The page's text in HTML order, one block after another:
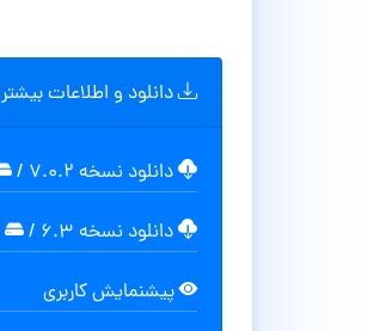
دانلود و اطلاعات بیشتر
دانلود نسخه ۷.۰.۲ /
دانلود نسخه ۶.۳ /
پیشنمایش کاربری